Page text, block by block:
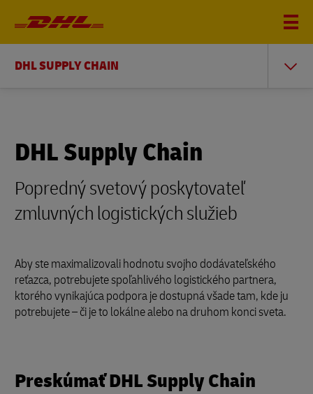
DHL SUPPLY CHAIN
DHL Supply Chain
Popredný svetový poskytovateľ
zmluvných logistických služieb
Aby ste maximalizovali hodnotu svojho dodávateľského
reťazca, potrebujete spoľahlivého logistického partnera,
ktorého vynikajúca podpora je dostupná všade tam, kde ju
potrebujete – či je to lokálne alebo na druhom konci sveta.
Preskúmať DHL Supply Chain